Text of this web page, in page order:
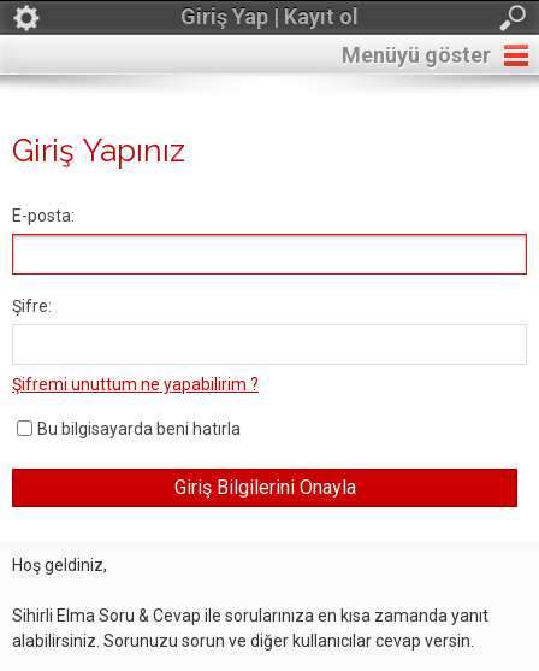
Giriş Yap | Kayıt ol
Menüyü göster
Giriş Yapınız
E-posta:
Şifre:
Şifremi unuttum ne yapabilirim ?
Bu bilgisayarda beni hatırla
Hoş geldiniz,
Sihirli Elma Soru & Cevap ile sorularınıza en kısa zamanda yanıt
alabilirsiniz. Sorunuzu sorun ve diğer kullanıcılar cevap versin.